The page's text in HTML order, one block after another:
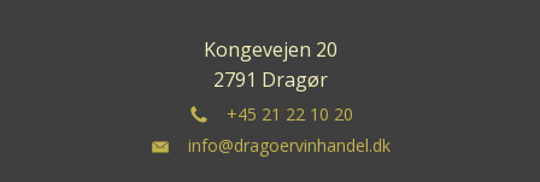
Kongevejen 20
2791 Dragør
+45 21 22 10 20
info@dragoervinhandel.dk